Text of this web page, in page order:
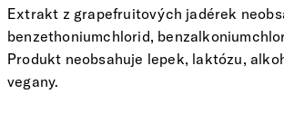
Extrakt z grapefruitových jadérek
benzethoniumchlorid,
Produkt neobsahuje lepek, laktózu,
vegany.